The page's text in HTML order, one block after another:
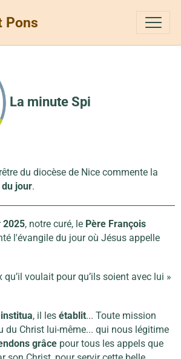
Pons
La minute Spi
du diocèse de Nice commente la
jour.
2025, notre curé, le Père François
l'évangile du jour où Jésus appelle
qu’il voulait pour qu’ils soient avec lui »
institua, il les établit... Toute mission
du Christ lui-même... qui nous légitime
grâce pour tous les appels que